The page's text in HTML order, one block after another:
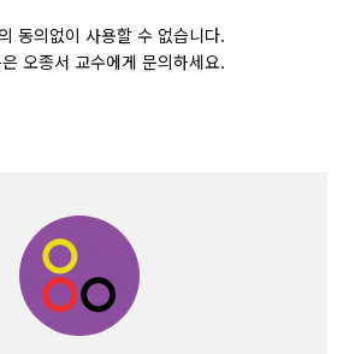
동의없이 사용할 수 없습니다.
오종서 교수에게 문의하세요.